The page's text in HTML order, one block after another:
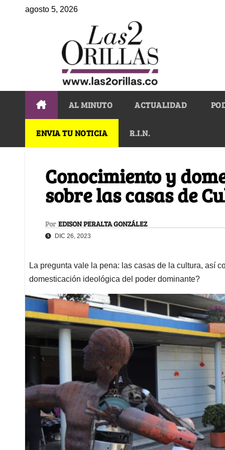
agosto 5, 2026
AL MINUTO ACTUALIDAD
ENVIA TU NOTICIA R.I.N.
Conocimiento y
sobre las casas de
Por EDISON PERALTA GONZÁLEZ
DIC 26, 2023
La pregunta vale la pena: las casas de la cultura, así
domesticación ideológica del poder dominante?